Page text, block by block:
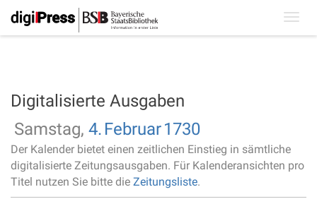
Digitalisierte Ausgaben
Samstag, 4. Februar1730
Der Kalender bietet einen zeitlichen Einstieg in sämtliche
digitalisierte Zeitungsausgaben. Für Kalenderansichten pro
Titel nutzen Sie bitte die Zeitungsliste.